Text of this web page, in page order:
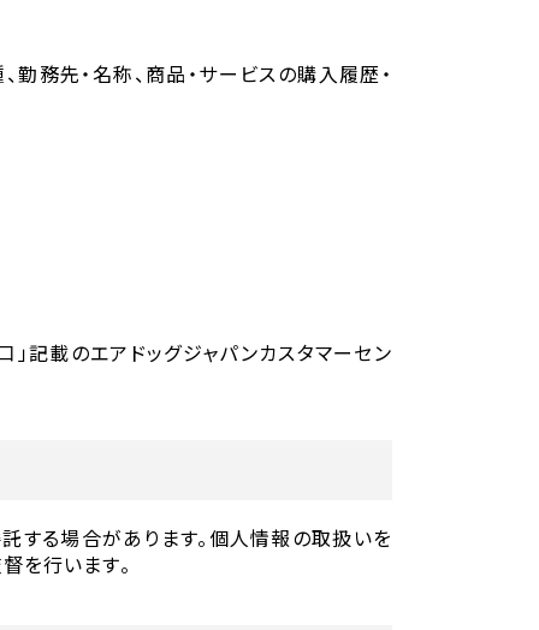
勤務先・名称、商品・サービスの購入履歴・
記載のエアドッグジャパンカスタマーセン
する場合があります。個人情報の取扱いを
を行います。